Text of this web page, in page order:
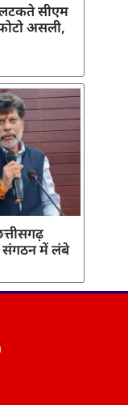
सीएम
असली,
संगठन में लंबे